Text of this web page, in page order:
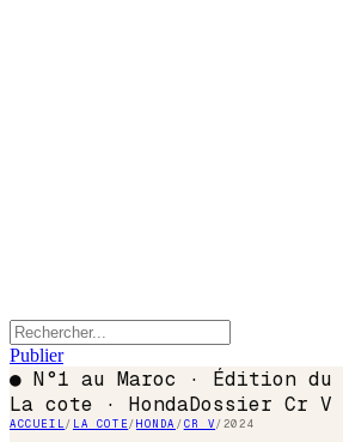
Publier
● N°1 au Maroc · Édition du
La cote · HondaDossier Cr V
ACCUEIL/ LA COTE/HONDA /CR V/2024